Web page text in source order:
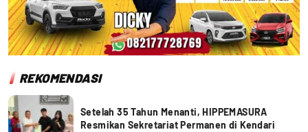
REKOMENDASI
Setelah 35 Tahun Menanti, HIPPEMASURA
Resmikan Sekretariat Permanen di Kendari